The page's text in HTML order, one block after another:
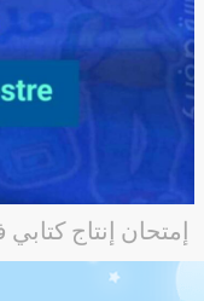
إمتحان إنتاج كتابي